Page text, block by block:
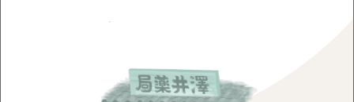
井製薬の原点は築かれました。